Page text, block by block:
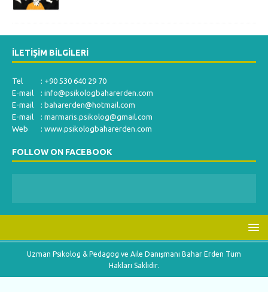
İLETIŞIM BILGILERI
Tel : +90 530 640 29 70
E-mail : info@psikologbaharerden.com
E-mail : baharerden@hotmail.com
E-mail : marmaris.psikolog@gmail.com
Web : www.psikologbaharerden.com
FOLLOW ON FACEBOOK
Uzman Psikolog & Pedagog ve Aile Danışmanı Bahar Erden Tüm
Hakları Saklıdır.